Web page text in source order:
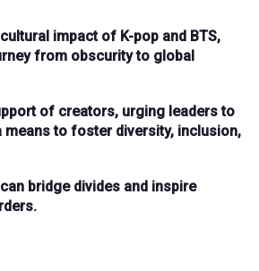
impact of K-pop and BTS,
from obscurity to global
of creators, urging leaders to
means to foster diversity, inclusion,
bridge divides and inspire